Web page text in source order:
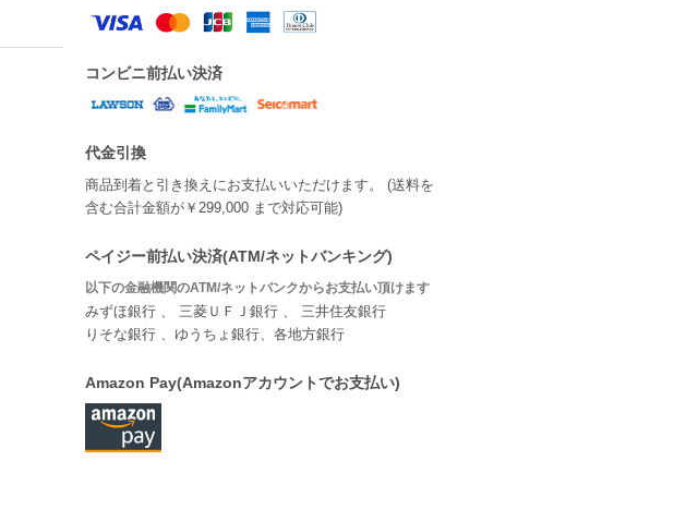
コンビニ前払い決済
代金引換
商品到着と引き換えにお支払いいただけます。 (送料を
含む合計金額が￥299,000 まで対応可能)
ペイジー前払い決済(ATM/ネットバンキング)
以下の金融機関のATM/ネットバンクからお支払い頂けます
みずほ銀行 、 三菱ＵＦＪ銀行 、 三井住友銀行
りそな銀行 、ゆうちょ銀行、各地方銀行
Amazon Pay(Amazonアカウントでお支払い)